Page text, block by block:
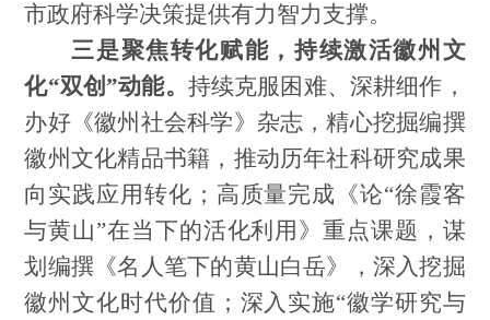
市政府科学决策提供有力智力支撑。
三是聚焦转化赋能，持续激活徽州文
化“双创”动能。 持续克服困难、深耕细作，
办好《徽州社会科学》杂志，精心挖掘编撰
徽州文化精品书籍，推动历年社科研究成果
向实践应用转化；高质量完成《论“徐霞客
与黄山”在当下的活化利用》重点课题，谋
划编撰《名人笔下的黄山白岳》，深入挖掘
徽州文化时代价值；深入实施“徽学研究与